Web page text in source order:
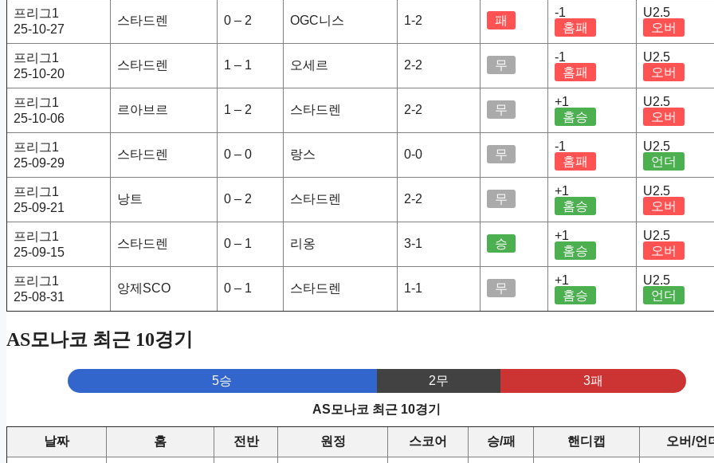
프리그1
25-10-27
스타드렌 0 – 2 OGC니스 1-2 패
-1
홈패
U2.5
오버
프리그1
25-10-20
스타드렌 1 – 1 오세르 2-2 무
-1
홈패
U2.5
오버
프리그1
25-10-06
르아브르 1 – 2 스타드렌 2-2 무
+1
홈승
U2.5
오버
프리그1
25-09-29
스타드렌 0 – 0 랑스 0-0 무
-1
홈패
U2.5
언더
프리그1
25-09-21
낭트 0 – 2 스타드렌 2-2 무
+1
홈승
U2.5
오버
프리그1
25-09-15
스타드렌 0 – 1 리옹 3-1 승
+1
홈승
U2.5
오버
프리그1
25-08-31
앙제SCO 0 – 1 스타드렌 1-1 무
+1
홈승
U2.5
언더
AS모나코 최근 10경기
5승 2무 3패
AS모나코 최근 10경기
날짜 홈 전반 원정 스코어 승/패 핸디캡 오버/언